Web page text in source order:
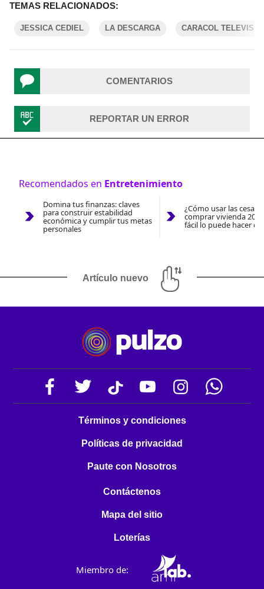
TEMAS RELACIONADOS:
JESSICA CEDIEL LA DESCARGA CARACOL
COMENTARIOS
REPORTAR UN ERROR
Recomendados en Entretenimiento
Domina tus finanzas: claves
para construir estabilidad
económica y cumplir tus metas
personales
¿Cómo usar las
comprar vivienda
fácil lo puede hacer
Artículo nuevo
Términos y condiciones
Políticas de privacidad
Paute con Nosotros
Contáctenos
Mapa del sitio
Loterías
Miembro de: